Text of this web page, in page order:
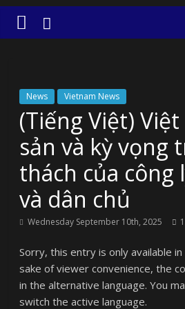
News Vietnam News
(Tiếng Việt)
sản và kỳ vọng
thách của công
và dân chủ
Wednesday September 10th, 2025
Sorry, this entry is only available in
sake of viewer convenience, the
in the alternative language. You
switch the active language.